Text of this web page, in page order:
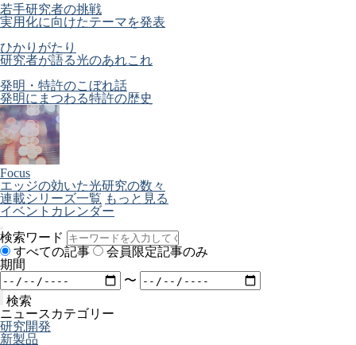
若手研究者の挑戦
実用化に向けたテーマを発表
ひかりがたり
研究者が語る光のあれこれ
発明・特許のこぼれ話
発明にまつわる特許の歴史
Focus
エッジの効いた光研究の数々
連載シリーズ一覧 もっと見る
イベントカレンダー
検索ワード
すべての記事
会員限定記事のみ
期間
〜
検索
ニュースカテゴリー
研究開発
新製品